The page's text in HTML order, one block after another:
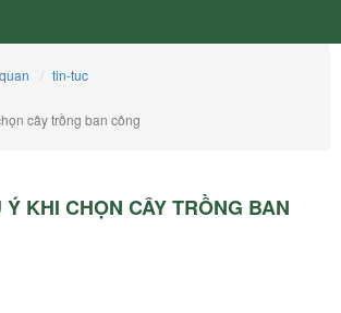
tin-tuc
cây trồng ban công
KHI CHỌN CÂY TRỒNG BAN